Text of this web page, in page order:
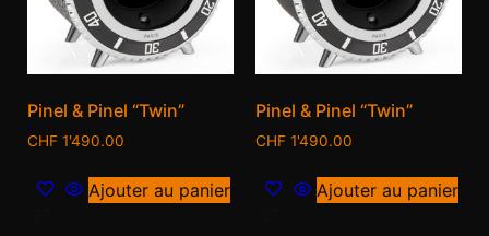
Pinel & Pinel “Twin”
CHF 1'490.00
Ajouter au panier
Pinel & Pinel “Twin”
CHF 1'490.00
Ajouter au panier